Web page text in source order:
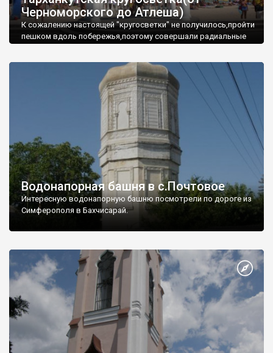
Черноморского до Атлеша)
К сожалению настоящей "кругосветки" не получилось,пройти
пешком вдоль побережья,поэтому совершали радиальные
Водонапорная башня в с.Почтовое
Интересную водонапорную башню посмотрели по дороге из
Симферополя в Бахчисарай.